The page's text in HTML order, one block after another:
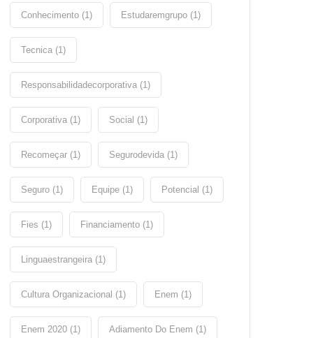
Conhecimento (1) Estudaremgrupo (1)
Tecnica (1)
Responsabilidadecorporativa (1)
Corporativa (1) Social (1)
Recomeçar (1) Segurodevida (1)
Seguro (1) Equipe (1) Potencial (1)
Fies (1) Financiamento (1)
Linguaestrangeira (1)
Cultura Organizacional (1) Enem (1)
Enem 2020 (1) Adiamento Do Enem (1)